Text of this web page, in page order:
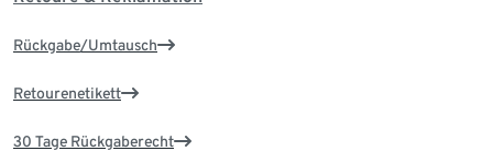
Rückgabe/Umtausch
Retourenetikett
30 Tage Rückgaberecht